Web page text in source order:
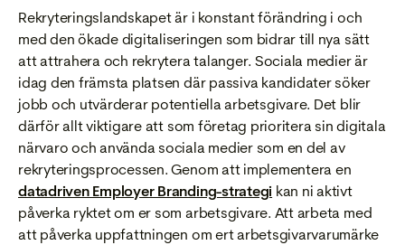
Rekryteringslandskapet är i konstant förändring i och
med den ökade digitaliseringen som bidrar till nya sätt
att attrahera och rekrytera talanger. Sociala medier är
idag den främsta platsen där passiva kandidater söker
jobb och utvärderar potentiella arbetsgivare. Det blir
därför allt viktigare att som företag prioritera sin digitala
närvaro och använda sociala medier som en del av
rekryteringsprocessen. Genom att implementera en
datadriven Employer Branding-strategi kan ni aktivt
påverka ryktet om er som arbetsgivare. Att arbeta med
att påverka uppfattningen om ert arbetsgivarvarumärke